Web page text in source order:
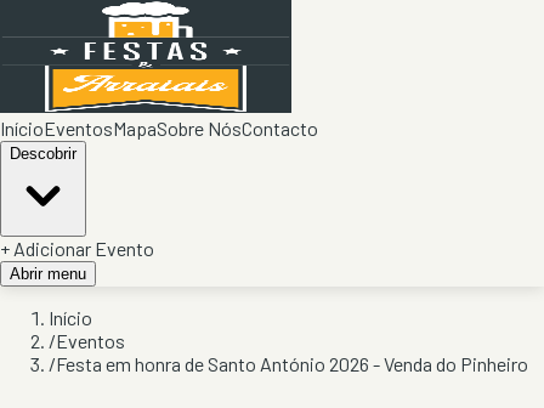
InícioEventosMapaSobre NósContacto
Descobrir
+ Adicionar Evento
Abrir menu
Início
/Eventos
/Festa em honra de Santo António 2026 - Venda do Pinheiro